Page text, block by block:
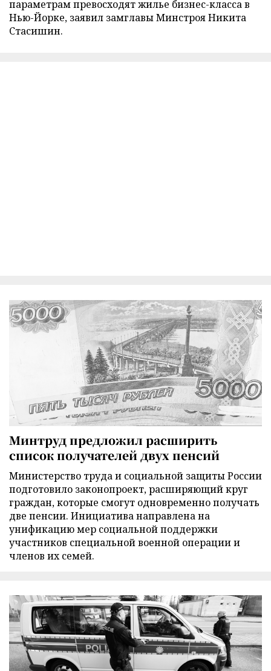
параметрам превосходят жилье бизнес-класса в
Нью-Йорке, заявил замглавы Минстроя Никита
Стасишин.
Минтруд предложил расширить
список получателей двух пенсий
Министерство труда и социальной защиты России
подготовило законопроект, расширяющий круг
граждан, которые смогут одновременно получать
две пенсии. Инициатива направлена на
унификацию мер социальной поддержки
участников специальной военной операции и
членов их семей.